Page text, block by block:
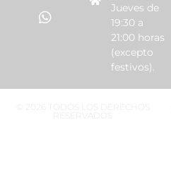
Jueves de
19:30 a
21:00 horas
(excepto
festivos).